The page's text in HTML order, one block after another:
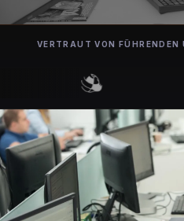
VERTRAUT VON FÜHRENDEN